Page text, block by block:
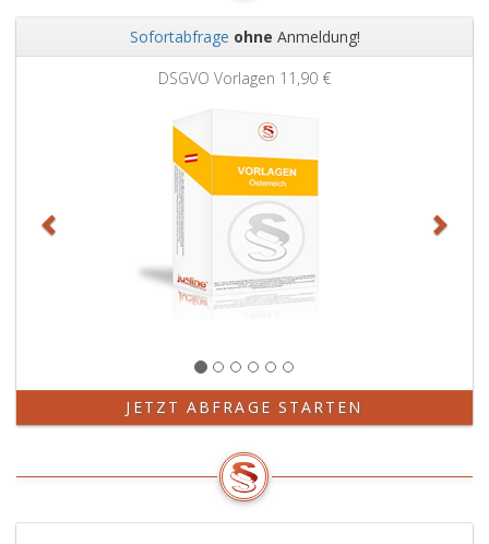
Sofortabfrage ohne Anmeldung!
DSGVO Vorlagen 11,90 €
JETZT ABFRAGE STARTEN